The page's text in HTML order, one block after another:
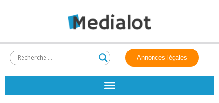
Annonces légales